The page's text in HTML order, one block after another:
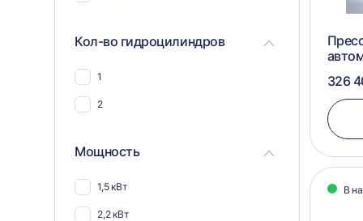
Кол-во гидроцилиндров
1
2
Мощность
1,5 кВт
2,2 кВт
326
В